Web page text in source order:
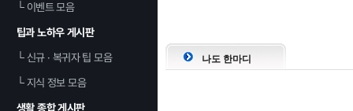
└이벤트 모음
팁과 노하우 게시판
└신규 · 복귀자 팁 모음
└지식 정보 모음
생활 종합 게시판
나도 한마디